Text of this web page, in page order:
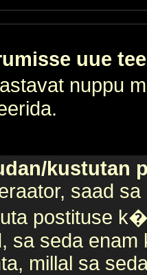
uue
nuppu
kustutan
saad
postituse
sa seda
millal sa